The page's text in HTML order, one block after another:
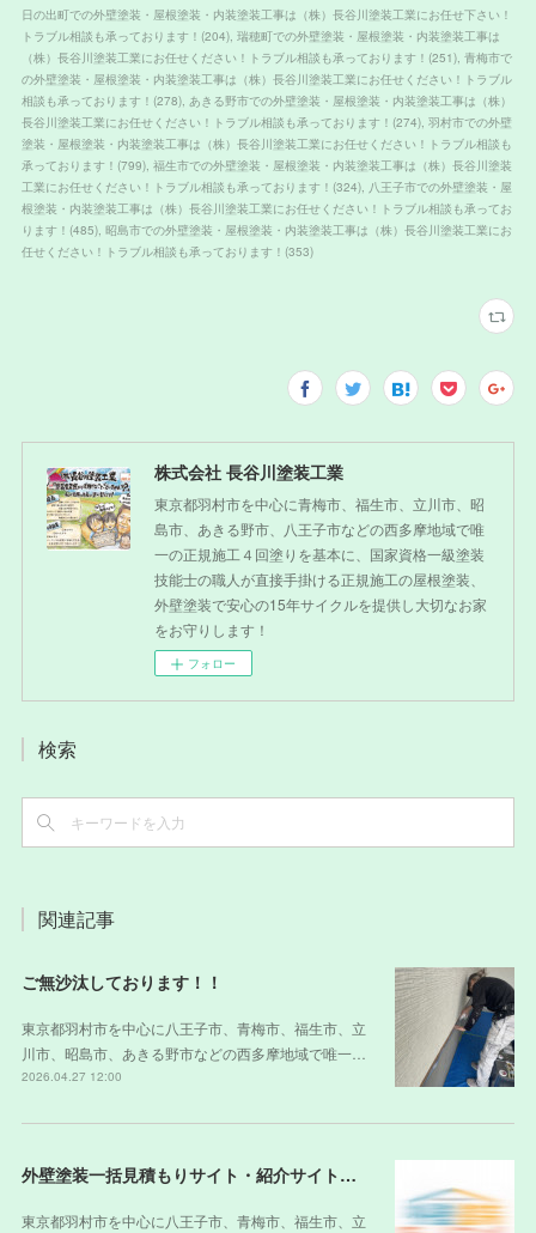
日の出町での外壁塗装・屋根塗装・内装塗装工事は（株）長谷川塗装工業にお任せ下さい！
トラブル相談も承っております！ (204) 瑞穂町での外壁塗装・屋根塗装・内装塗装工事は
（株）長谷川塗装工業にお任せください！トラブル相談も承っております！ (251) 青梅市で
の外壁塗装・屋根塗装・内装塗装工事は（株）長谷川塗装工業にお任せください！トラブル
相談も承っております！ (278) あきる野市での外壁塗装・屋根塗装・内装塗装工事は（株）
長谷川塗装工業にお任せください！トラブル相談も承っております！ (274) 羽村市での外壁
塗装・屋根塗装・内装塗装工事は（株）長谷川塗装工業にお任せください！トラブル相談も
承っております！ (799) 福生市での外壁塗装・屋根塗装・内装塗装工事は（株）長谷川塗装
工業にお任せください！トラブル相談も承っております！ (324) 八王子市での外壁塗装・屋
根塗装・内装塗装工事は（株）長谷川塗装工業にお任せください！トラブル相談も承ってお
ります！ (485) 昭島市での外壁塗装・屋根塗装・内装塗装工事は（株）長谷川塗装工業にお
任せください！トラブル相談も承っております！ (353)
株式会社 長谷川塗装工業
東京都羽村市を中心に青梅市、福生市、立川市、昭
島市、あきる野市、八王子市などの西多摩地域で唯
一の正規施工４回塗りを基本に、国家資格一級塗装
技能士の職人が直接手掛ける正規施工の屋根塗装、
外壁塗装で安心の15年サイクルを提供し大切なお家
をお守りします！
フォロー
検索
関連記事
ご無沙汰しております！！
東京都羽村市を中心に八王子市、青梅市、福生市、立
川市、昭島市、あきる野市などの西多摩地域で唯一…
2026.04.27 12:00
外壁塗装一括見積もりサイト・紹介サイトの裏側
東京都羽村市を中心に八王子市、青梅市、福生市、立